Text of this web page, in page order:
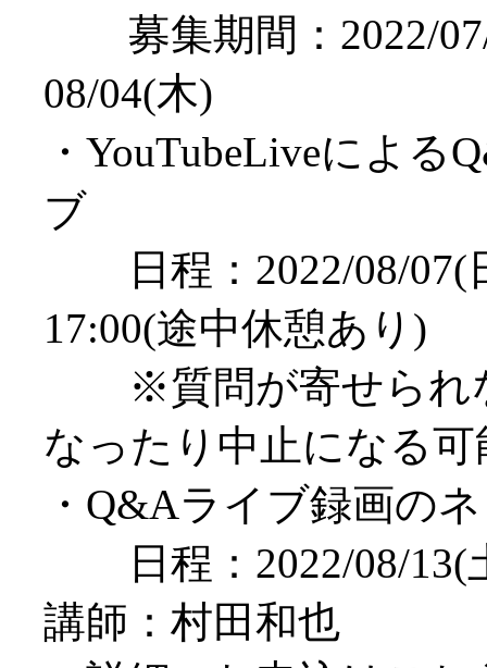
募集期間：2022/
08/04(木)
・YouTubeLiveによる
ブ
日程：2022/08/07(
17:00(途中休憩あり)
※質問が寄せられ
なったり中止になる
・Q&Aライブ録画の
日程：2022/08/13(
講師：村田和也